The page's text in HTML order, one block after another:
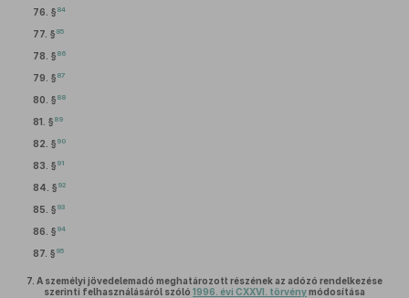
76. § 84
77. § 85
78. § 86
79. § 87
80. § 88
81. § 89
82. § 90
83. § 91
84. § 92
85. § 93
86. § 94
87. § 95
7. A személyi jövedelemadó meghatározott részének az adózó rendelkezése
szerinti felhasználásáról szóló 1996. évi CXXVI. törvénymódosítása